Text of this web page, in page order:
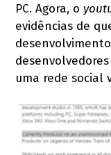
PC. Agora, o
evidências de
uma rede social